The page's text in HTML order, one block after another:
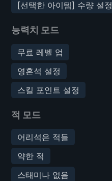
[선택한 아이템] 수량 설정
능력치 모드
무료 레벨 업
영혼석 설정
스킬 포인트 설정
적 모드
어리석은 적들
약한 적
스태미나 없음